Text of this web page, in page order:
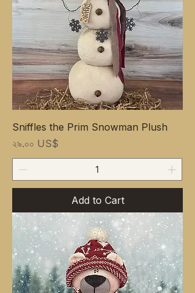
Sniffles the Prim Snowman Plush
Price
২৯.০০ US$
Add to Cart